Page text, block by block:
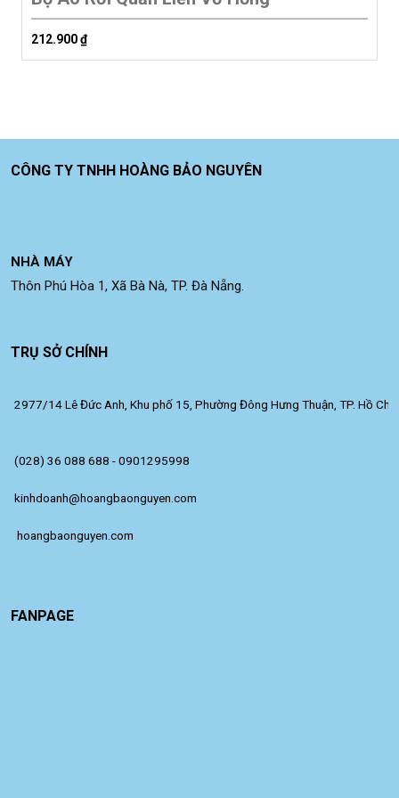
212.900₫
CÔNG TY TNHH HOÀNG BẢO NGUYÊN
NHÀ MÁY
Thôn Phú Hòa 1, Xã Bà Nà, TP. Đà Nẵng.
TRỤ SỞ CHÍNH
2977/14 Lê Đức Anh, Khu phố 15, Phường Đông Hưng Thuận, TP. Hồ Chí
(028) 36 088 688 - 0901295998
kinhdoanh@hoangbaonguyen.com
hoangbaonguyen.com
FANPAGE